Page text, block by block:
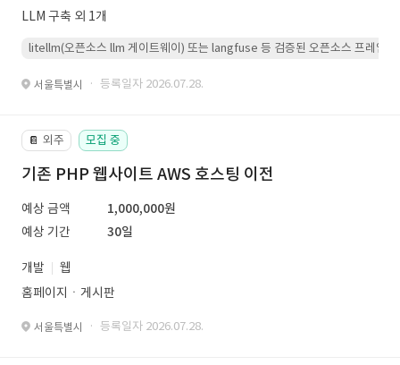
LLM 구축 외 1개
litellm(오픈소스 llm 게이트웨이) 또는 langfuse 등 검증된 오픈소스 프레임워
서울특별시 · 등록일자 2026.07.28.
📔 외주 모집 중
기존 PHP 웹사이트 AWS 호스팅 이전
예상 금액
1,000,000원
예상 기간
30일
개발
웹
홈페이지ㆍ게시판
서울특별시 · 등록일자 2026.07.28.